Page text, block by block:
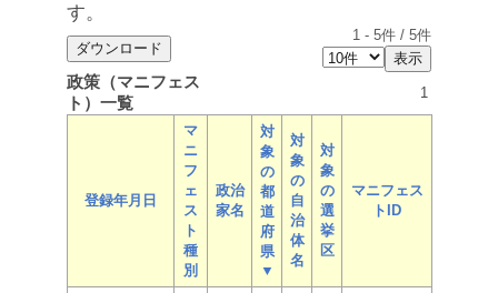
す。
1 - 5件 / 5件
政策（マニフェス
ト）一覧
1
登録年月日
マ
ニ
フ
ェ
ス
ト
種
別
政治
家名
対
象
の
都
道
府
県
▼
対
象
の
自
治
体
名
対
象
の
選
挙
区
マニフェス
トID